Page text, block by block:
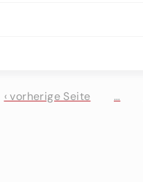
‹ vorherige Seite …